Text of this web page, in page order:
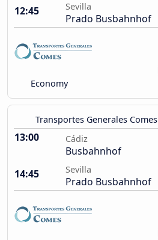
12:45
Sevilla
Prado Busbahnhof
Economy
Transportes Generales Comes
13:00 Cádiz
Busbahnhof
14:45
Sevilla
Prado Busbahnhof